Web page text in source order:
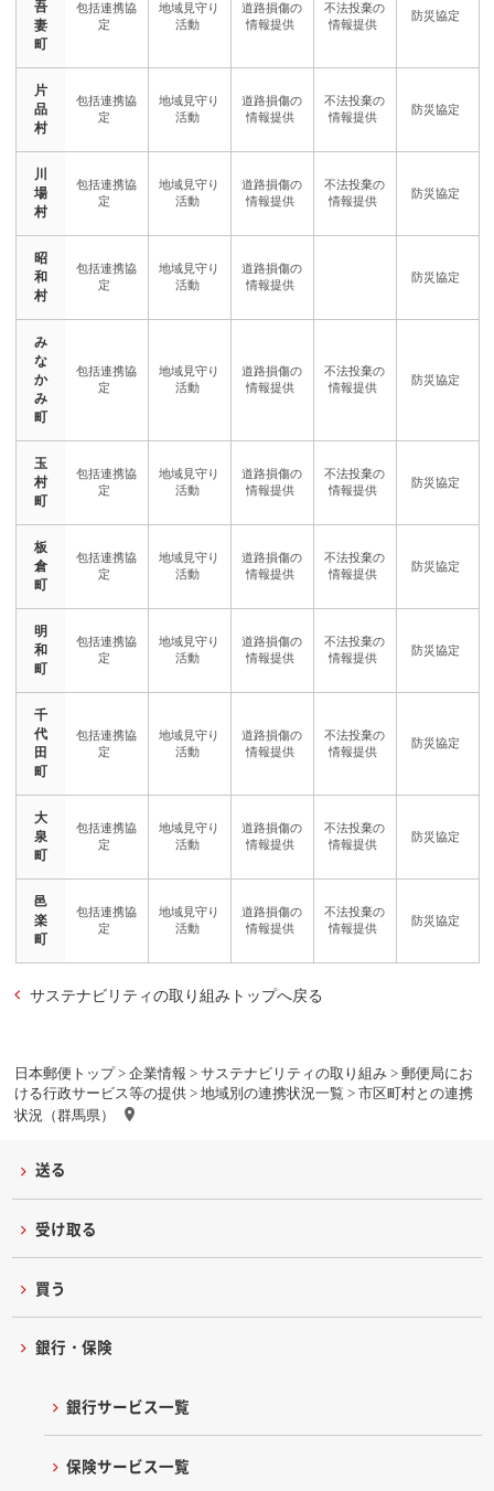
日本郵便トップ> 企業情報 > サステナビリティの取り組み> 郵便局にお
ける行政サービス等の提供> 地域別の連携状況一覧 > 市区町村との連携
状況（群馬県）
吾
妻
町
片
品
村
川
場
村
昭
和
村
み
な
か
み
町
玉
村
町
板
倉
町
明
和
町
千
代
田
町
大
泉
町
邑
楽
町
サステナビリティの取り組みトップへ戻る
送る
受け取る
買う
銀行・保険
銀行サービス一覧
保険サービス一覧